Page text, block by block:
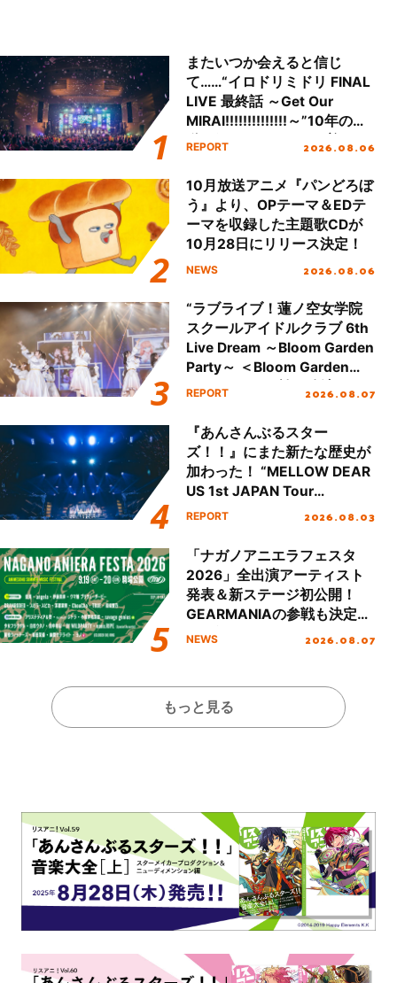
またいつか会えると信じ
て……“イロドリミドリ FINAL
LIVE 最終話 ～Get Our
MIRAI!!!!!!!!!!!!!!～”10年の活
動を経てファイナルを迎える
REPORT 2026.08.06
10月放送アニメ『パンどろぼ
う』より、OPテーマ＆EDテ
ーマを収録した主題歌CDが
10月28日にリリース決定！
NEWS 2026.08.06
“ラブライブ！蓮ノ空女学院
スクールアイドルクラブ 6th
Live Dream ～Bloom Garden
Party～ ＜Bloom Garden
Party Stage／埼玉公演＞”
REPORT 2026.08.07
『あんさんぶるスター
ズ！！』にまた新たな歴史が
加わった！ “MELLOW DEAR
US 1st JAPAN Tour
Final「NICE to meet YOU
ート!!
REPORT 2026.08.03
「ナガノアニエラフェスタ
2026」全出演アーティスト
発表＆新ステージ初公開！
GEARMANIAの参戦も決定
し、初となる第3ステージの
NEWS 2026.08.07
もっと見る